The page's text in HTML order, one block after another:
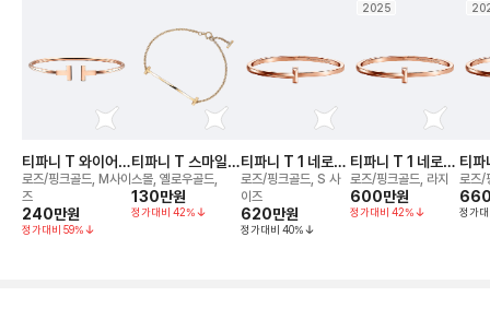
티파니 T 와이어
브레이슬릿
로즈/핑크골드, M사이
즈
240만원
정가대비 59%
티파니 T 스마일
브레이슬릿
스몰, 옐로우골드,
130만원
정가대비 42%
티파니 T 1 네로우
힌지드 뱅글 브레
이슬릿
로즈/핑크골드, S 사
이즈
620만원
정가대비 40%
2025
티파니 T 1 네로우
힌지드 뱅글 브레
이슬릿
로즈/핑크골드, 라지
600만원
정가대비 42%
티파
힌지
이슬
로즈/
정가